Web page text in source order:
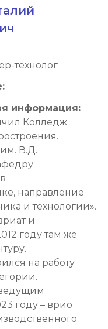
технолог
информация:
Колледж
В.Д.
направление
и технологии».
и
году там же
на работу
ведущим
году – врио